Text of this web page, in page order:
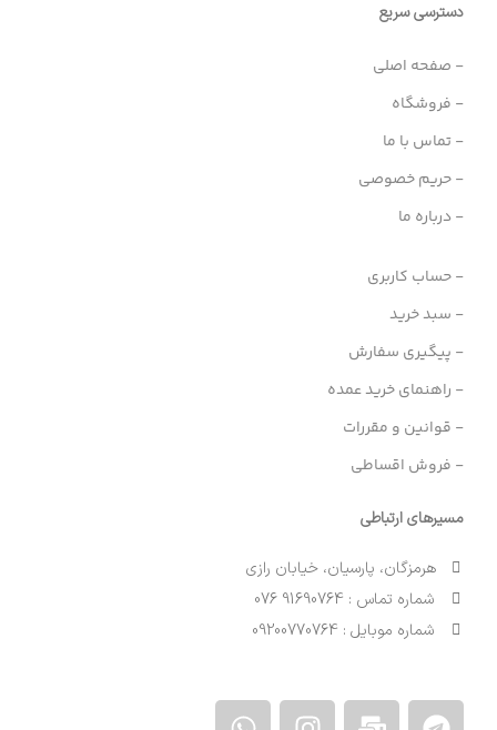
دسترسی سریع
- صفحه اصلی
- فروشگاه
- تماس با ما
- حریم خصوصی
- درباره ما
- حساب کاربری
- سبد خرید
- پیگیری سفارش
- راهنمای خرید عمده
- قوانین و مقررات
- فروش اقساطی
مسیرهای ارتباطی
هرمزگان، پارسیان، خیابان رازی
شماره تماس : 91690764 076
شماره موبایل : 09200770764